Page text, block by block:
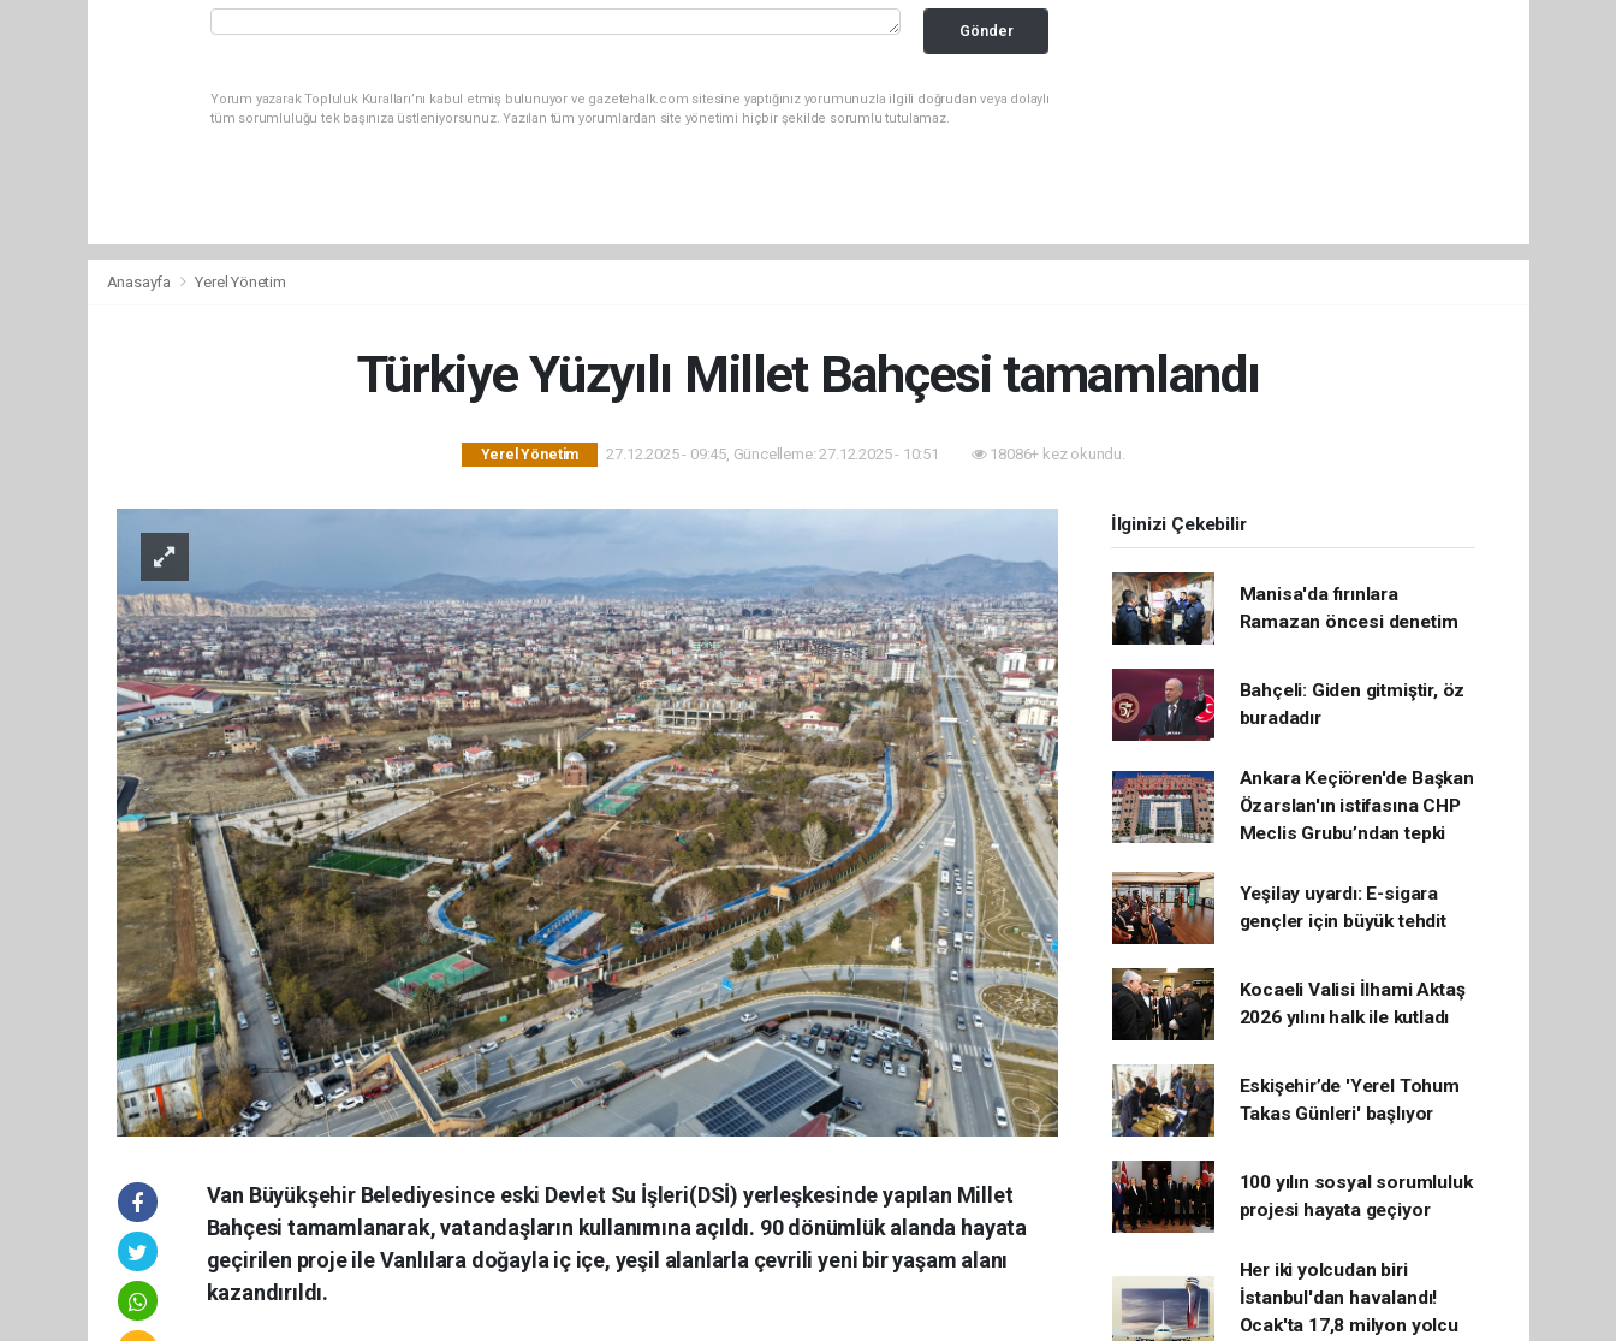
Gönder
Yorum yazarak Topluluk Kuralları’nı kabul etmiş bulunuyor ve gazetehalk.com sitesine yaptığınız yorumunuzla ilgili doğrudan veya dolaylı
tüm sorumluluğu tek başınıza üstleniyorsunuz. Yazılan tüm yorumlardan site yönetimi hiçbir şekilde sorumlu tutulamaz.
Anasayfa Yerel Yönetim
Türkiye Yüzyılı Millet Bahçesi tamamlandı
Yerel Yönetim 27.12.2025 - 09:45, Güncelleme: 27.12.2025 - 10:51 18086+ kez okundu.
Van Büyükşehir Belediyesince eski Devlet Su İşleri(DSİ) yerleşkesinde yapılan Millet
Bahçesi tamamlanarak, vatandaşların kullanımına açıldı. 90 dönümlük alanda hayata
geçirilen proje ile Vanlılara doğayla iç içe, yeşil alanlarla çevrili yeni bir yaşam alanı
kazandırıldı.
İlginizi Çekebilir
Manisa'da fırınlara
Ramazan öncesi denetim
Bahçeli: Giden gitmiştir, öz
buradadır
Ankara Keçiören'de Başkan
Özarslan'ın istifasına CHP
Meclis Grubu’ndan tepki
Yeşilay uyardı: E-sigara
gençler için büyük tehdit
Kocaeli Valisi İlhami Aktaş
2026 yılını halk ile kutladı
Eskişehir’de 'Yerel Tohum
Takas Günleri' başlıyor
100 yılın sosyal sorumluluk
projesi hayata geçiyor
Her iki yolcudan biri
İstanbul'dan havalandı!
Ocak'ta 17,8 milyon yolcu